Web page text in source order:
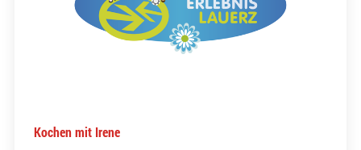
Kochen mit Irene